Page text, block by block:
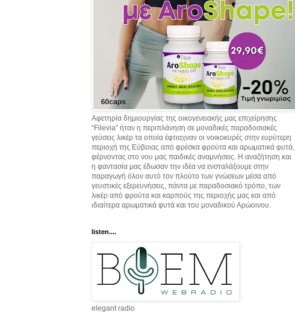
Αφετηρία δημιουργίας της οικογενειακής μας επιχείρησης
“Filevia” ήταν η περιπλάνηση σε μοναδικές παραδοσιακές
γεύσεις λικέρ τα οποία έφτιαχναν οι νοικοκυρές στην ευρύτερη
περιοχή της Εύβοιας από φρέσκα φρούτα και αρωματικά φυτά,
φέρνοντας στο νου μας παιδικές αναμνήσεις. Η αναζήτηση και
η φαντασία μας έδωσαν την ιδέα να ενσταλάξουμε στην
παραγωγή όλον αυτό τον πλούτο των γνώσεων μέσα από
γευστικές εξερευνήσεις, πάντα με παραδοσιακό τρόπο, των
λικέρ από φρούτα και καρπούς της περιοχής μας και από
ιδιαίτερα αρωματικά φυτά και του μοναδικού Αρώοινου.
listen....
elegant radio